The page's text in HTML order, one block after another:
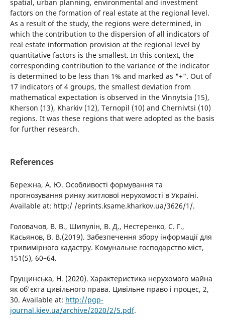
spatial, urban planning, environmental and investment
factors on the formation of real estate at the regional level.
As a result of the study, the regions were determined, in
which the contribution to the dispersion of all indicators of
real estate information provision at the regional level by
quantitative factors is the smallest. In this context, the
corresponding contribution to the variance of the indicator
is determined to be less than 1% and marked as "+". Out of
17 indicators of 4 groups, the smallest deviation from
mathematical expectation is observed in the Vinnytsia (15),
Kherson (13), Kharkiv (12), Ternopil (10) and Chernivtsi (10)
regions. It was these regions that were adopted as the basis
for further research.
References
Бережна, А. Ю. Особливості формування та
прогнозування ринку житлової нерухомості в Україні.
Available at: http:/ /eprints.ksame.kharkov.ua/3626/1/.
Головачов, В. В., Шипулін, В. Д., Нестеренко, С. Г.,
Касьянов, В. В.(2019). Забезпечення збору інформації для
тривимірного кадастру. Комунальне господарство міст,
151(5), 60–64.
Грущинська, Н. (2020). Характеристика нерухомого майна
як об'єкта цивільного права. Цивільне право і процес, 2,
30. Available at: http://pgp-
journal.kiev.ua/archive/2020/2/5.pdf.